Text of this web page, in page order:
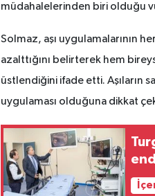
müdahalelerinden biri olduğu
Solmaz, aşı uygulamalarının
azalttığını belirterek hem
üstlendiğini ifade etti. Aşıların
uygulaması olduğuna dikkat